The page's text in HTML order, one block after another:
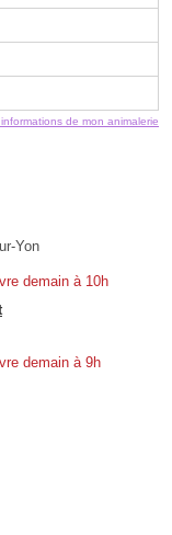
de mon animalerie
Yon
demain à 10h
demain à 9h